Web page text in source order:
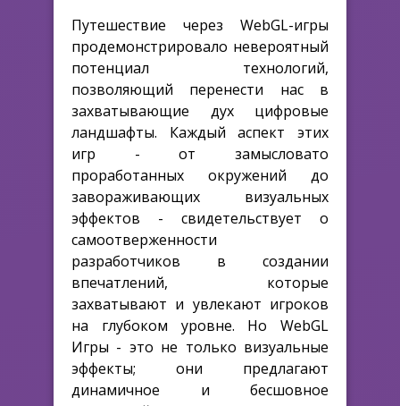
Путешествие через WebGL-игры
продемонстрировало невероятный
потенциал технологий,
позволяющий перенести нас в
захватывающие дух цифровые
ландшафты. Каждый аспект этих
игр - от замысловато
проработанных окружений до
завораживающих визуальных
эффектов - свидетельствует о
самоотверженности
разработчиков в создании
впечатлений, которые
захватывают и увлекают игроков
на глубоком уровне. Но WebGL
Игры - это не только визуальные
эффекты; они предлагают
динамичное и бесшовное